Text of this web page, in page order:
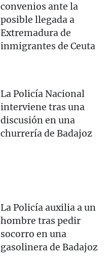
convenios ante la
posible llegada a
Extremadura de
inmigrantes de Ceuta
La Policía Nacional
interviene tras una
discusión en una
churrería de Badajoz
La Policía auxilia a un
hombre tras pedir
socorro en una
gasolinera de Badajoz